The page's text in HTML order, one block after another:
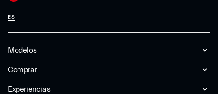
Modelos
Comprar
Experiencias
ES